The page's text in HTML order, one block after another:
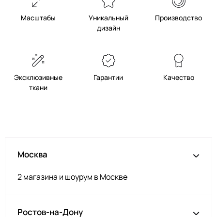
Т.Фиолет
2400000640004
Роз.Коралл
2400000491521
2400000639978
Яр.Бирюза
2400000640035
Индиго
2400000640042
Винный
2400000491460
Бежевый
2400000491439
Масштабы
Уникальный
дизайн
Производство
Эксклюзивные
ткани
Гарантии Качество
Москва
2 магазина и шоурум в Москве
Ростов-на-Дону